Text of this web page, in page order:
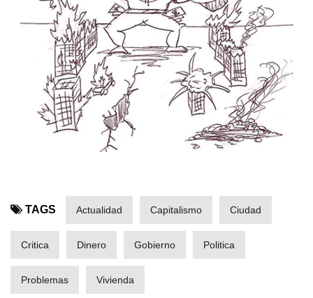
TAGS Actualidad Capitalismo Ciudad
Critica Dinero Gobierno Politica
Problemas Vivienda